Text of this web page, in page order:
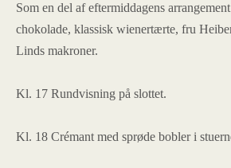
Som en del af eftermiddagens
chokolade, klassisk wienertærte, fru
Linds makroner.
Kl. 17 Rundvisning på slottet.
Kl. 18 Crémant med sprøde bobler i